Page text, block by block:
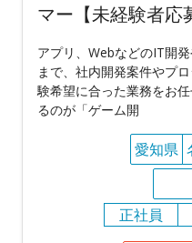
マー【未経験者応
アプリ、WebなどのIT開
まで、社内開発案件やプ
験希望に合った業務をお
るのが「ゲーム開
愛知県
正社員